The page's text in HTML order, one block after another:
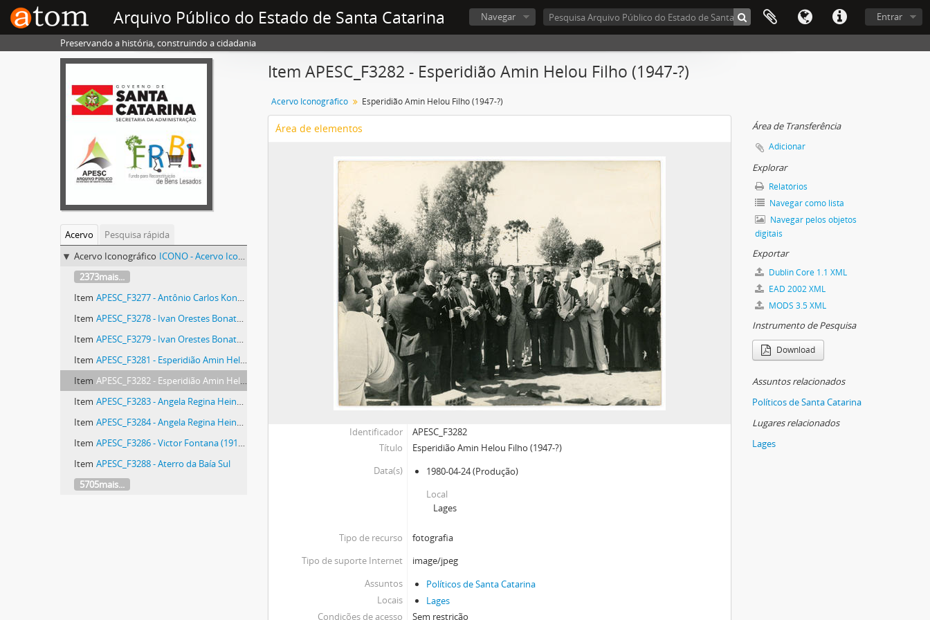
Arquivo Público do Estado de Santa Catarina Entrar
Navegar
Preservando a história, construindo a cidadania
Acervo
Pesquisa rápida
Acervo Iconográfico ICONO - Acervo Iconográfico
2373mais...
Item APESC_F3277 - Antônio Carlos Konder Reis (1924-2018)
Item APESC_F3278 - Ivan Orestes Bonato (1937-2015)
Item APESC_F3279 - Ivan Orestes Bonato (1937-2015)
Item APESC_F3281 - Esperidião Amin Helou Filho (1947-?)
Item APESC_F3282 - Esperidião Amin Helou Filho (1947-?)
Item APESC_F3283 - Angela Regina Heinzen Amin Helou (1953-?)
Item APESC_F3284 - Angela Regina Heinzen Amin Helou (1953-?)
Item APESC_F3286 - Victor Fontana (1916-2017)
Item APESC_F3288 - Aterro da Baía Sul
5705mais...
Item APESC_F3282 - Esperidião Amin Helou Filho (1947-?)
Acervo Iconográfico Esperidião Amin Helou Filho (1947-?)
Área de elementos
Identificador
APESC_F3282
Título
Esperidião Amin Helou Filho (1947-?)
Data(s)
1980-04-24(Produção)
Local
Lages
Tipo de recurso
fotografia
Tipo de suporte Internet
image/jpeg
Assuntos
Políticos de Santa Catarina
Locais
Lages
Condições de acesso
Sem restrição
Área de Transferência
Adicionar
Explorar
Relatórios
Navegar como lista
Navegar pelos objetos
digitais
Exportar
Dublin Core 1.1 XML
EAD 2002 XML
MODS 3.5 XML
Instrumento de Pesquisa
Download
Assuntos relacionados
Políticos de Santa Catarina
Lugares relacionados
Lages